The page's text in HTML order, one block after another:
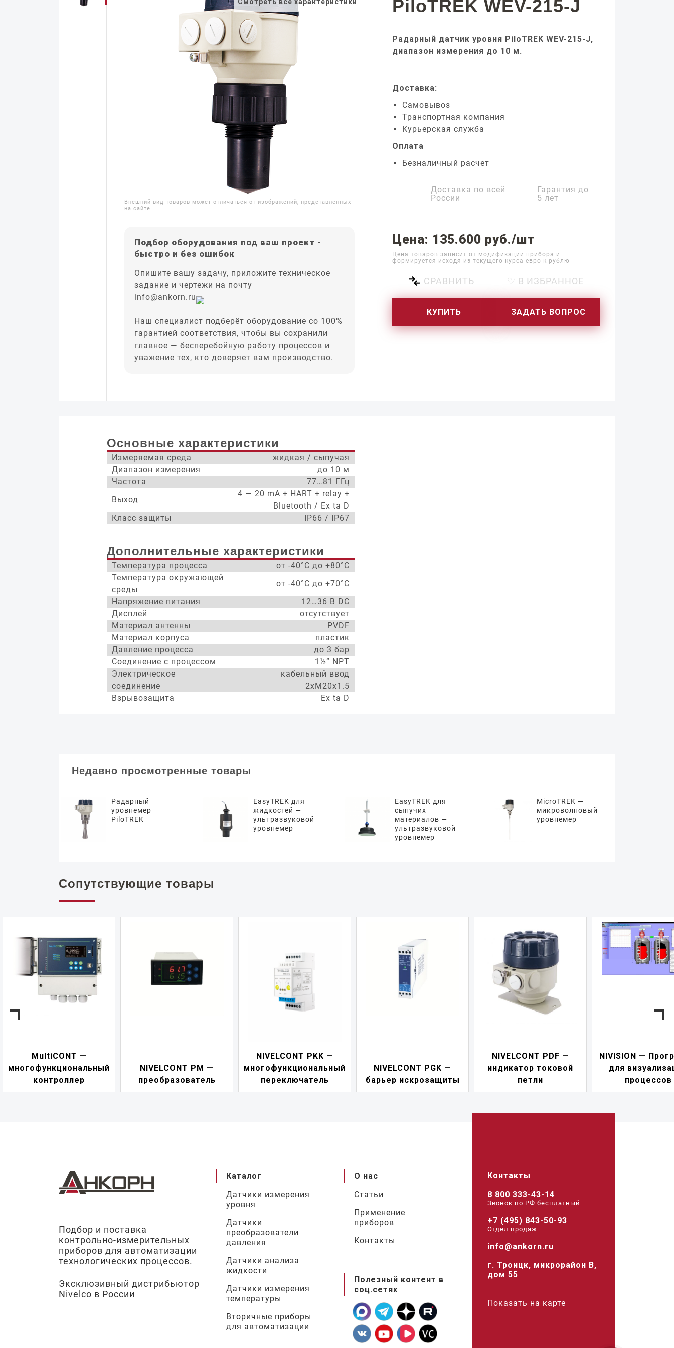
Внешний вид товаров может отличаться от изображений, представленных
на сайте.
Подбор оборудования под ваш проект -
быстро и без ошибок
Опишите вашу задачу, приложите техническое
задание и чертежи на почту
info@ankorn.ru
Наш специалист подберёт оборудование со 100%
гарантией соответствия, чтобы вы сохранили
главное — бесперебойную работу процессов и
уважение тех, кто доверяет вам производство.
PiloTREK WEV-215-J
Радарный датчик уровня PiloTREK WEV-215-J,
диапазон измерения до 10 м.
Доставка:
Самовывоз
Транспортная компания
Курьерская служба
Оплата
Безналичный расчет
Доставка по всей
России
Гарантия до
5 лет
Цена: 135.600 руб./шт
Цена товаров зависит от модификации прибора и
формируется исходя из текущего курса евро к рублю
СРАВНИТЬ ♡ В ИЗБРАННОЕ
КУПИТЬ ЗАДАТЬ ВОПРОС
Основные характеристики
Измеряемая среда
жидкая / сыпучая
Диапазон измерения
до 10 м
Частота
77…81 ГГц
Выход
4 — 20 mA + HART + relay +
Bluetooth / Ex ta D
Класс защиты
IP66 / IP67
Дополнительные характеристики
Температура процесса
от -40°С до +80°С
Температура окружающей
среды
от -40°С до +70°С
Напряжение питания
12…36 В DC
Дисплей
отсутствует
Материал антенны
PVDF
Материал корпуса
пластик
Давление процесса
до 3 бар
Соединение с процессом
1½” NPT
Электрическое
соединение
кабельный ввод
2xM20x1.5
Взрывозащита
Ex ta D
Недавно просмотренные товары
Радарный
уровнемер
PiloTREK
EasyTREK для
жидкостей —
ультразвуковой
уровнемер
EasyTREK для
сыпучих
материалов —
ультразвуковой
уровнемер
MicroTREK —
микроволновый
уровнемер
Сопутствующие товары
NIVELCONT PM —
преобразователь
многофункциональный
переключатель
NIVELCONT PGK —
барьер искрозащиты
индикатор токовой
петли
NIVISION — Программа
для визуализации
процессов
NIPOWER —
питания
Подбор и поставка
контрольно-измерительных
приборов для автоматизации
технологических процессов.
Эксклюзивный дистрибьютор
Nivelco в России
Каталог
Датчики измерения
уровня
Датчики
преобразователи
давления
Датчики анализа
жидкости
Датчики измерения
температуры
Вторичные приборы
для автоматизации
О нас
Статьи
Применение
приборов
Контакты
Полезный контент в
соц.сетях
Контакты
8 800 333-43-14
Звонок по РФ беcплатный
+7 (495) 843-50-93
Отдел продаж
info@ankorn.ru
г. Троицк, микрорайон В,
дом 55
Показать на карте